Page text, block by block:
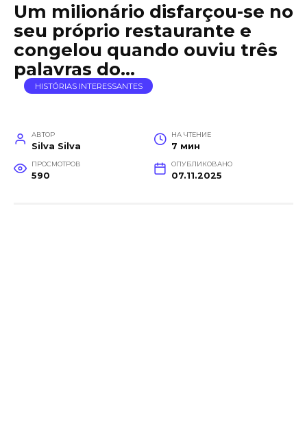
Um milionário disfarçou-se no
seu próprio restaurante e
congelou quando ouviu três
palavras do…
HISTÓRIAS INTERESSANTES
АВТОР
Silva Silva
НА ЧТЕНИЕ
7 мин
ПРОСМОТРОВ
590
ОПУБЛИКОВАНО
07.11.2025